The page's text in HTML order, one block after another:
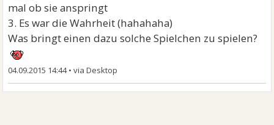
mal ob sie anspringt
3. Es war die Wahrheit (hahahaha)
Was bringt einen dazu solche Spielchen zu spielen?
04.09.2015 14:44•